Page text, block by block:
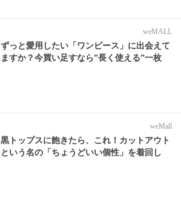
weMALL
ずっと愛用したい「ワンピース」に出会えて
ますか？今買い足すなら”長く使える”一枚
weMall
黒トップスに飽きたら、これ！カットアウト
という名の「ちょうどいい個性」を着回し